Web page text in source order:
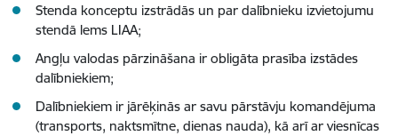
Stenda konceptu izstrādās un par dalībnieku izvietojumu
stendā lems LIAA;
Angļu valodas pārzināšana ir obligāta prasība izstādes
dalībniekiem;
Dalībniekiem ir jārēķinās ar savu pārstāvju komandējuma
(transports, naktsmītne, dienas nauda), kā arī ar viesnīcas